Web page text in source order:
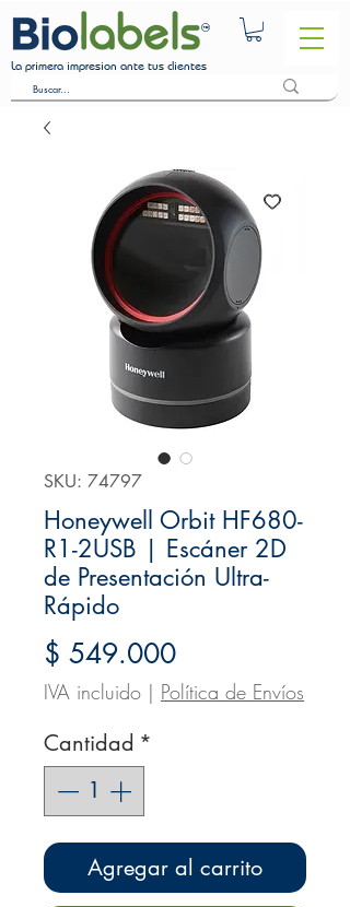
La primera impresion ante tus clientes
SKU: 74797
Honeywell Orbit HF680-
R1-2USB | Escáner 2D
de Presentación Ultra-
Rápido
$ 549.000Precio
IVA incluido | Política de Envíos
Cantidad *
Agregar al carrito